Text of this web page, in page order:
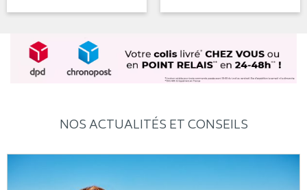
NOS ACTUALITÉS ET CONSEILS